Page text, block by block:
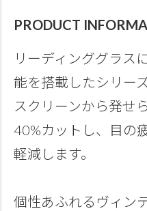
PRODUCT
リーディンググラス
能を搭載したシリーズ
スクリーンから発せ
40%カットし、目の
軽減します。
個性あふれるヴィン